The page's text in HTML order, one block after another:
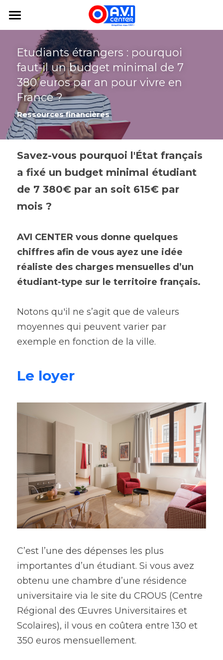
Mon Avi
Mes Services
Mon assurance voyage
logement
Mon projet
Mes études en France
Blog
FAQ
app
+33188325450
Espace abonné
Etudiants étrangers : pourquoi
faut-il un budget minimal de 7
380 euros par an pour vivre en
France ?
Ressources financières
Savez-vous pourquoi l'État français
a fixé un budget minimal étudiant
de 7 380€ par an soit 615€ par
mois ?
AVI CENTER vous donne quelques
chiffres afin de vous ayez une idée
réaliste des charges mensuelles d’un
étudiant-type sur le territoire français.
Notons qu'il ne s’agit que de valeurs
moyennes qui peuvent varier par
exemple en fonction de la ville.
Le loyer
C’est l’une des dépenses les plus
importantes d’un étudiant. Si vous avez
obtenu une chambre d’une résidence
universitaire via le site du CROUS (Centre
Régional des Œuvres Universitaires et
Scolaires), il vous en coûtera entre 130 et
350 euros mensuellement.
LES CATÉGORIES DE LA BOUTIQUE
Toutes les catégories